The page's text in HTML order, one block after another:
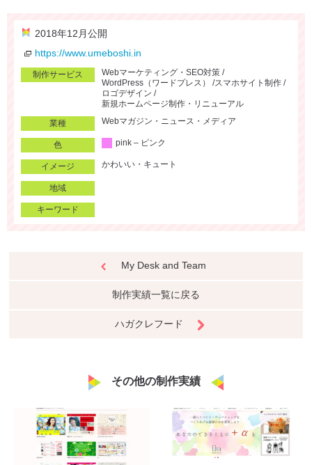
2018年12月公開
https://www.umeboshi.in
制作サービス
Webマーケティング・SEO対策
WordPress（ワードプレス）
スマホサイト制作
ロゴデザイン
新規ホームページ制作・リニューアル
業種
Webマガジン・ニュース・メディア
色 pink – ピンク
イメージ かわいい・キュート
地域
キーワード
My Desk and Team
制作実績一覧に戻る
ハガクレフード
その他の制作実績